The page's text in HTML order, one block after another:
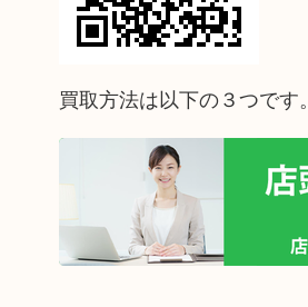
買取方法は以下の３つです。